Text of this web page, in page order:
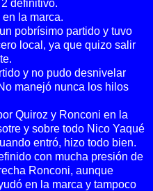
definitivo.
la marca.
pobrísimo partido y tuvo
local, ya que quizo salir
y no pudo desnivelar
manejó nunca los hilos
Quiroz y Ronconi en la
y sobre todo Nico Yaqué
entró, hizo todo bien.
con mucha presión de
Ronconi, aunque
en la marca y tampoco